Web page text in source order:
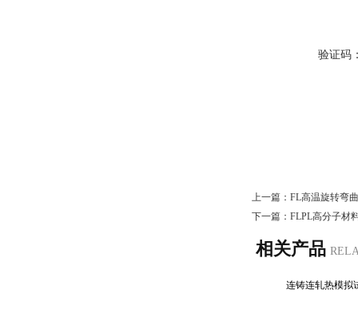
验证码
上一篇： FL高温旋转弯
下一篇： FLPL高分子材
相关产品
连铸连轧热模